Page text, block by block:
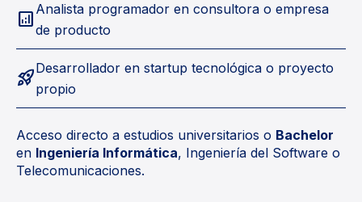
analytics Analista programador en consultora o empresa
de producto
rocket_launchDesarrollador en startup tecnológica o proyecto
propio
Acceso directo a estudios universitarios o Bachelor
en Ingeniería Informática, Ingeniería del Software o
Telecomunicaciones.